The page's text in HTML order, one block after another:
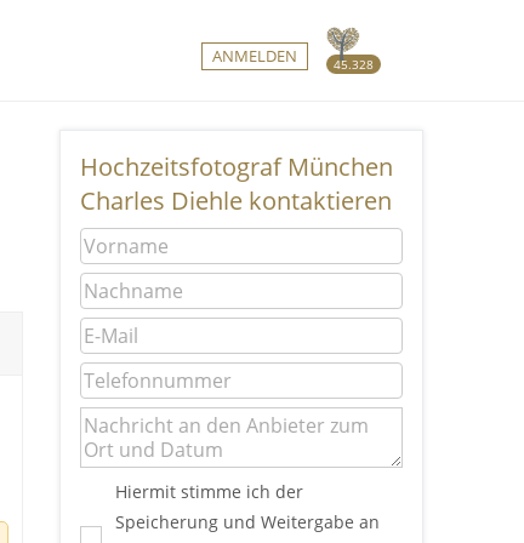
45.328
ANMELDEN
Hochzeitsfotograf München
Charles Diehle kontaktieren
Hiermit stimme ich der
Speicherung und Weitergabe an